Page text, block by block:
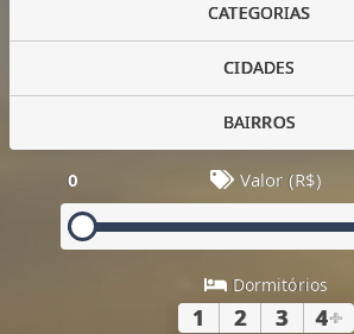
CATEGORIAS
CIDADES
BAIRROS
0 Valor (R$)
Dormitórios
1 2 3 4+